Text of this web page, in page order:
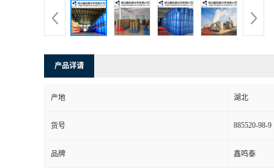
产品详请
产地 湖北
货号 885520-98-9
品牌 鑫鸣泰